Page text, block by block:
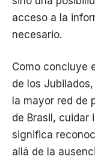
acceso a la
necesario.
Como concluye
de los
la mayor red de
de Brasil, cuidar
significa
allá de la